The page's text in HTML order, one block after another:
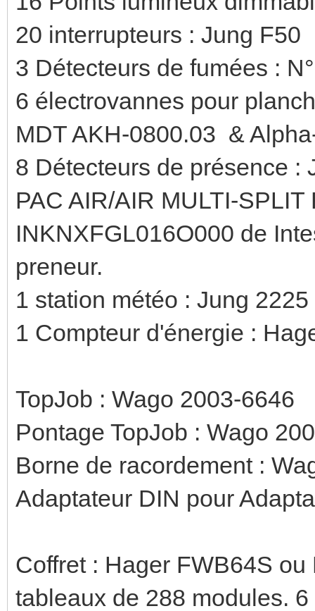
20 interrupteurs : Jung F50
3 Détecteurs de fumées :
6 électrovannes pour
MDT AKH-0800.03 &
8 Détecteurs de présence :
PAC AIR/AIR MULTI-
INKNXFGL016O000 de
preneur.
1 station météo : Jung
1 Compteur d'énergie :
TopJob : Wago 2003-6646
Pontage TopJob : Wago
Borne de racordement :
Adaptateur DIN pour
Coffret : Hager FWB64S
tableaux de 288 modules.